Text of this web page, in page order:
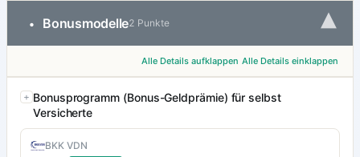
• Bonusmodelle2 Punkte ▾
Alle Details aufklappen Alle Details einklappen
Bonusprogramm (Bonus-Geldprämie) für selbst
Versicherte
BKK VDN